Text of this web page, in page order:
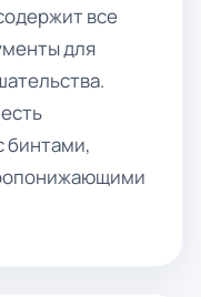
все
для
бинтами,